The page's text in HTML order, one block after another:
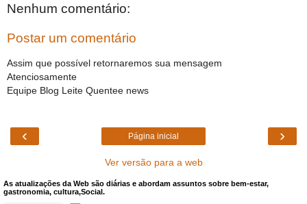
cada um.
CADEADOS REVELADOS
Em cada parte do documentário,
EMOCIONAL
você possa resgatar sua essência de
já é um cocriador e, se ainda não vive
algo está desalinhado. Pois você
vida. E eu, Elainne Ourives, no
Nenhum comentário:
Postar um comentário
Assim que possível retornaremos sua mensagem
Atenciosamente
Equipe Blog Leite Quentee news
‹ ›
Página inicial
Ver versão para a web
As atualizações da Web são diárias e abordam assuntos sobre bem-estar,
gastronomia, cultura,Social.